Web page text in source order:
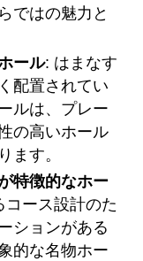
ではの魅力と
ール: はまなす
配置されてい
ルは、プレー
の高いホール
ます。
特徴的なホー
ース設計のた
ションがある
的な名物ホー